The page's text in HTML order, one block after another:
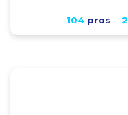
104pros